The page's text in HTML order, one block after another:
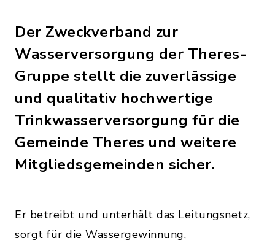
Der Zweckverband zur
Wasserversorgung der Theres-
Gruppe stellt die zuverlässige
und qualitativ hochwertige
Trinkwasserversorgung für die
Gemeinde Theres und weitere
Mitgliedsgemeinden sicher.
Er betreibt und unterhält das Leitungsnetz,
sorgt für die Wassergewinnung,